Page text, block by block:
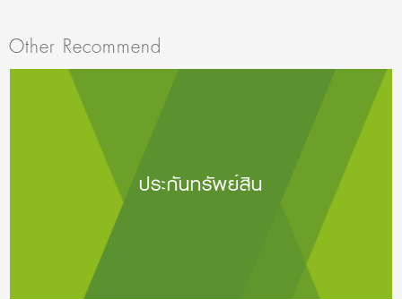
Other Recommend
ประกันทรัพย์สิน